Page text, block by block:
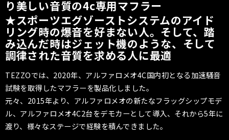
り美しい音質の4c専用マフラー
★スポーツエグゾーストシステムのアイド
リング時の爆音を好まない人。そして、踏
み込んだ時はジェット機のような、そして
調律された音質を求める人に最適
TEZZOでは、2020年、アルファロメオ4C国内初となる加速騒音
試験を取得したマフラーを製品化しました。
元々、2015年より、アルファロメオの新たなフラッグシップモデ
ル、アルファロメオ4C2台をデモカーとして導入、それから5年に
渡り、様々なステージで経験を積んできました。